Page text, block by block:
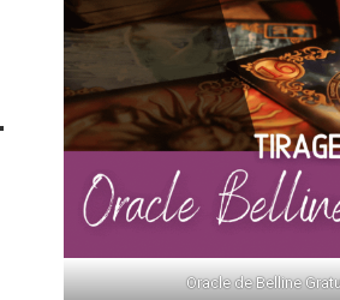
Oracle de Belline